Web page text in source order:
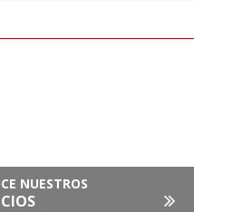
NUESTROS